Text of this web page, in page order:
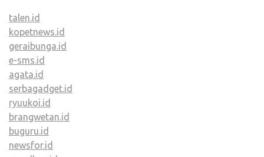
talen.id
kopetnews.id
geraibunga.id
e-sms.id
agata.id
serbagadget.id
ryuukoi.id
brangwetan.id
buguru.id
newsfor.id